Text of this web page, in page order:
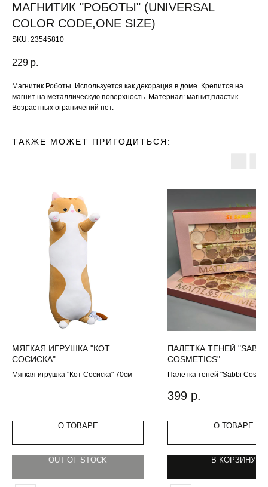
МАГНИТИК "РОБОТЫ" (UNIVERSAL
COLOR CODE,ONE SIZE)
SKU: 23545810
229 р.
Магнитик Роботы. Используется как декорация в доме. Крепится на
магнит на металлическую поверхность. Материал: магнит,пластик.
Возрастных ограничений нет.
ТАКЖЕ МОЖЕТ ПРИГОДИТЬСЯ:
МЯГКАЯ ИГРУШКА "КОТ
СОСИСКА"
Мягкая игрушка "Кот Сосиска" 70см
О ТОВАРЕ
OUT OF STOCK
ПАЛЕТКА ТЕНЕЙ "SABBI
COSMETICS"
Палетка теней "Sabbi
399 р.
О ТОВАРЕ
В КОРЗИНУ